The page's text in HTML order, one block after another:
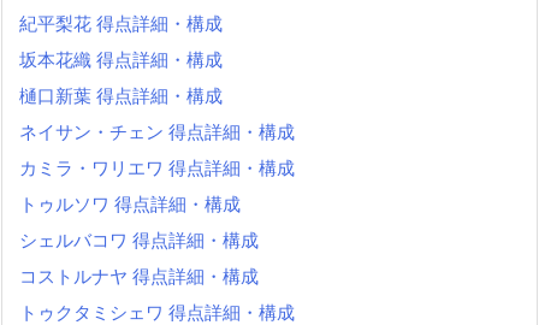
紀平梨花 得点詳細・構成
坂本花織 得点詳細・構成
樋口新葉 得点詳細・構成
ネイサン・チェン 得点詳細・構成
カミラ・ワリエワ 得点詳細・構成
トゥルソワ 得点詳細・構成
シェルバコワ 得点詳細・構成
コストルナヤ 得点詳細・構成
トゥクタミシェワ 得点詳細・構成